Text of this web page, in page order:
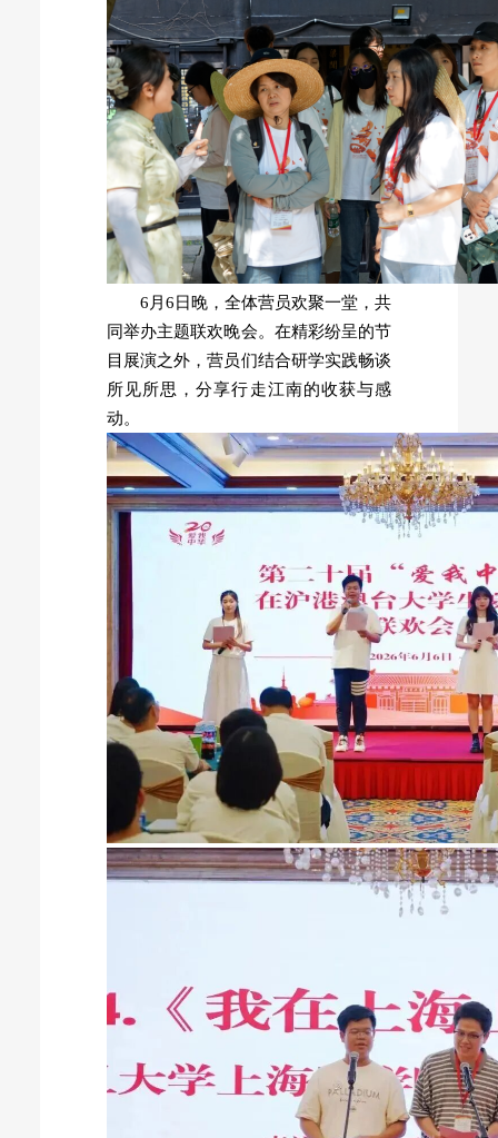
6月6日晚，全体营员欢聚一堂，共
同举办主题联欢晚会。在精彩纷呈的节
目展演之外，营员们结合研学实践畅谈
所见所思，分享行走江南的收获与感
动。